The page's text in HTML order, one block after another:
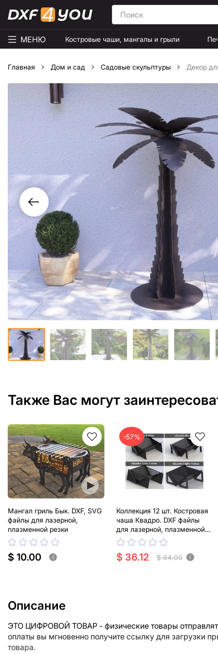
МЕНЮ Костровые чаши, мангалы и грыли
Главная Дом и сад Садовые скульптуры Декор
Также Вас могут
Мангал гриль Бык. DXF, SVG
файлы для лазерной,
плазменной резки
$ 10.00 i
-57%
Коллекция 12 шт. Костровая
чаша Квадро. DXF файлы
для лазерной, плазменной
резки
$ 36.12 $ 84.00 i
Описание
ЭТО ЦИФРОВОЙ ТОВАР - физические товары
оплаты вы мгновенно получите ссылку для загрузки
товара.